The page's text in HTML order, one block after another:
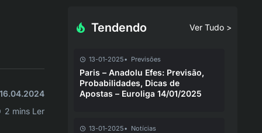
2 mins Ler
Tendendo Ver Tudo >
13-01-2025 Previsões
Paris – Anadolu Efes: Previsão,
Probabilidades, Dicas de
Apostas – Euroliga 14/01/2025
13-01-2025 Notícias